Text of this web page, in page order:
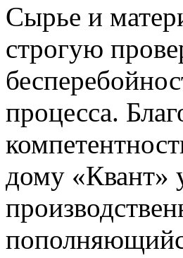
Сырье и
строгую
процесса.
дому «Квант»